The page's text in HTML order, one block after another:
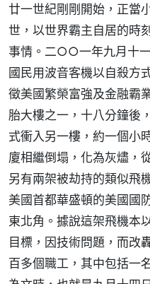
廿一世紀剛剛開始，正當
世，以世界霸主自居的時
事情。二○○一年九月十
國民用波音客機以自殺方
徵美國繁榮富強及金融霸
胎大樓之一，十八分鐘後
式衝入另一樓，約一個小
廈相繼倒塌，化為灰燼，
另有兩架被劫持的類似飛
美國首都華盛頓的美國國
東北角。據說這架飛機本
目標，因技術問題，而改
百多個職工，其中包括一